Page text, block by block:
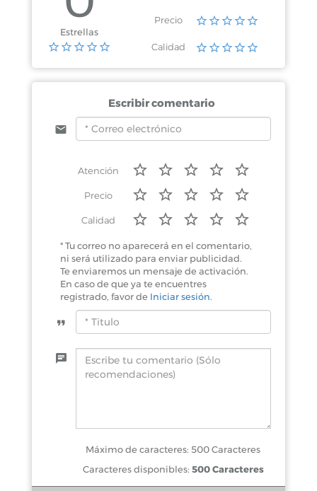
Estrellas
Precio
Calidad
Escribir comentario
Atención
Precio
Calidad
* Tu correo no aparecerá en el comentario,
ni será utilizado para enviar publicidad.
Te enviaremos un mensaje de activación.
En caso de que ya te encuentres
registrado, favor de Iniciar sesión.
Máximo de caracteres: 500 Caracteres
Caracteres disponibles: 500 Caracteres